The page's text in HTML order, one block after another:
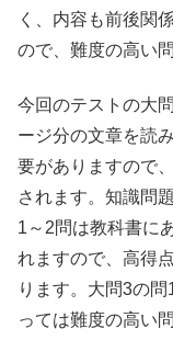
く、内容も前後関
ので、難度の高い
今回のテストの大
ージ分の文章を読
要がありますので
されます。知識問
1～2問は教科書に
れますので、高得
ります。大問3の
っては難度の高い